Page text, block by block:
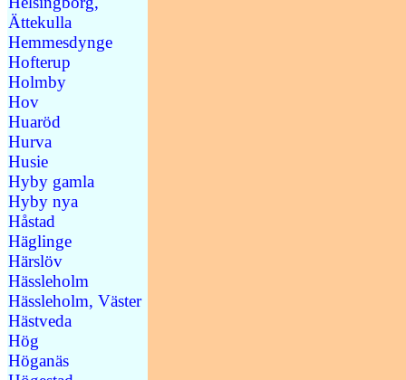
Ättekulla
Hemmesdynge
Hofterup
Holmby
Hov
Huaröd
Hurva
Husie
Hyby gamla
Hyby nya
Håstad
Häglinge
Härslöv
Hässleholm
Hässleholm, Väster
Hästveda
Hög
Höganäs